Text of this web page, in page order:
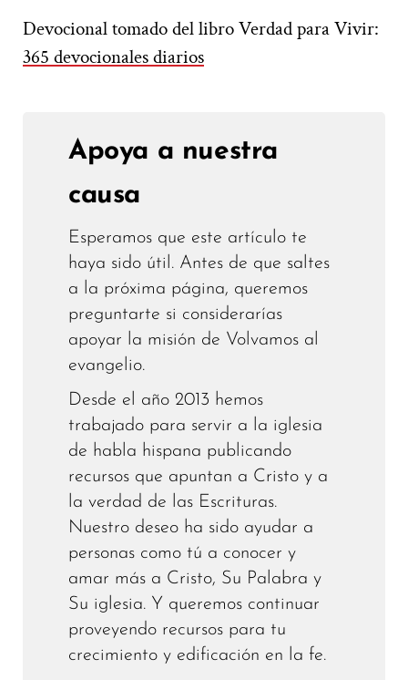
Devocional tomado del libro Verdad para Vivir:
365 devocionales diarios
Apoya a nuestra
causa
Esperamos que este artículo te
haya sido útil. Antes de que saltes
a la próxima página, queremos
preguntarte si considerarías
apoyar la misión de Volvamos al
evangelio.
Desde el año 2013 hemos
trabajado para servir a la iglesia
de habla hispana publicando
recursos que apuntan a Cristo y a
la verdad de las Escrituras.
Nuestro deseo ha sido ayudar a
personas como tú a conocer y
amar más a Cristo, Su Palabra y
Su iglesia. Y queremos continuar
proveyendo recursos para tu
crecimiento y edificación en la fe.